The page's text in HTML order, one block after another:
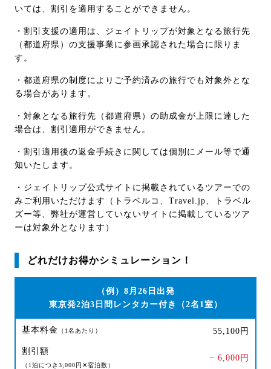
いては、割引を適用することができません。
・割引支援の適用は、ジェイトリップが対象となる旅行先
（都道府県）の支援事業に参画承認された場合に限りま
す。
・都道府県の制度によりご予約済みの旅行でも対象外とな
る場合があります。
・対象となる旅行先（都道府県）の助成金が上限に達した
場合は、割引適用ができません。
・割引適用後の返金手続きに関しては個別にメール等で通
知いたします。
・ジェイトリップ公式サイトに掲載されているツアーでの
みご利用いただけます（トラベルコ、Travel.jp、トラベル
ズー等、弊社が運営していないサイトに掲載しているツア
ーは対象外となります）
どれだけお得かシミュレーション！
（例）8月26日出発
東京発2泊3日間レンタカー付き（2名1室）
基本料金 （1名あたり） 55,100円
割引額
（1泊につき3,000円✕宿泊数）
− 6,000円